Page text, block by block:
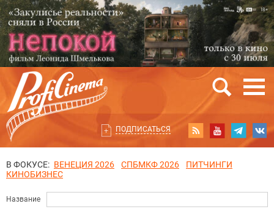
ПОДПИСАТЬСЯ
В ФОКУСЕ: ВЕНЕЦИЯ 2026 СПБМКФ 2026
ПИТЧИНГИ
КИНОБИЗНЕС
Название